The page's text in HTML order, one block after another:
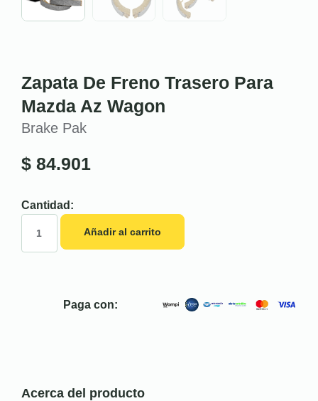
Zapata De Freno Trasero Para
Mazda Az Wagon
Brake Pak
$ 84.901
Cantidad:
Añadir al carrito
Paga con:
Acerca del producto